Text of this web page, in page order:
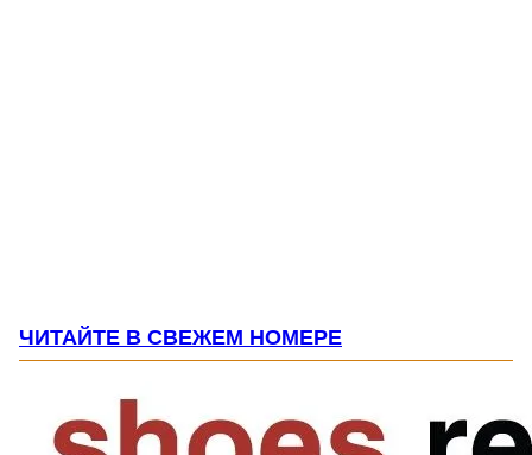
ЧИТАЙТЕ В СВЕЖЕМ НОМЕРЕ